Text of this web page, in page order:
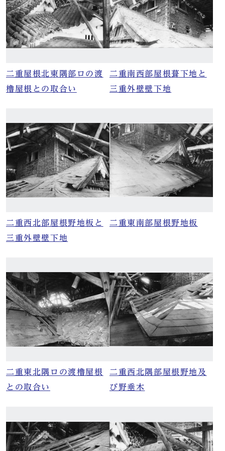
二重屋根北東隅部ロの渡
櫓屋根との取合い
二重南西部屋根葺下地と
三重外壁壁下地
二重西北部屋根野地板と
三重外壁壁下地
二重東南部屋根野地板
二重東北隅ロの渡櫓屋根
との取合い
二重西北隅部屋根野地及
び野垂木